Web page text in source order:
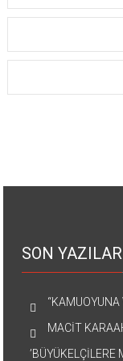
SON YAZILAR
“KAMUOYUNA
MACİT
’BÜYÜKELÇİLERE